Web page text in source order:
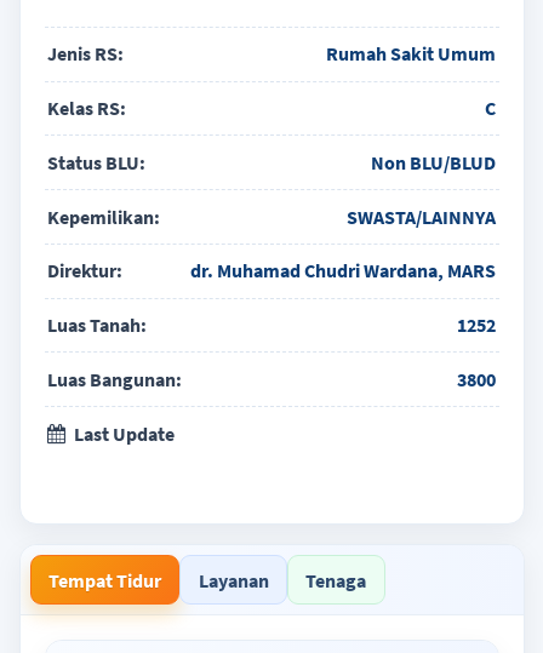
Jenis RS: Rumah Sakit Umum
Kelas RS: C
Status BLU: Non BLU/BLUD
Kepemilikan: SWASTA/LAINNYA
Direktur: dr. Muhamad Chudri Wardana, MARS
Luas Tanah: 1252
Luas Bangunan: 3800
Last Update
Tempat Tidur Layanan Tenaga